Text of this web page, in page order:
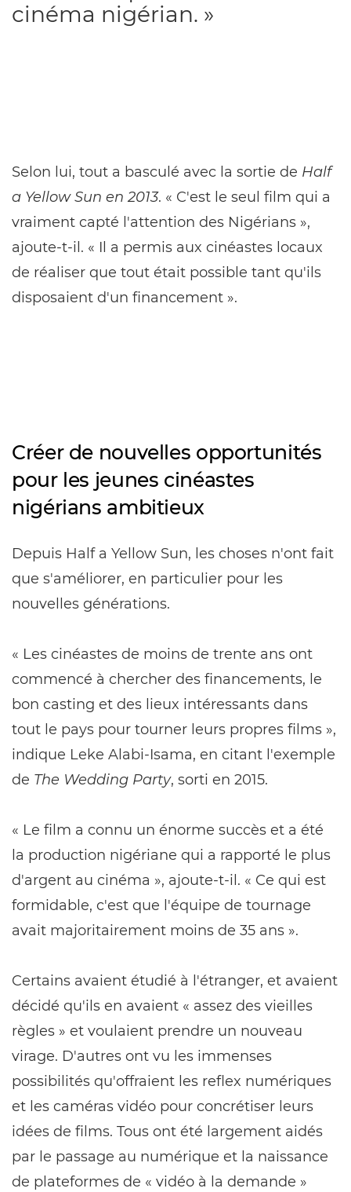
cinéma nigérian. »
Selon lui, tout a basculé avec la sortie de Half
a Yellow Sun en 2013. « C'est le seul film qui a
vraiment capté l'attention des Nigérians »,
ajoute-t-il. « Il a permis aux cinéastes locaux
de réaliser que tout était possible tant qu'ils
disposaient d'un financement ».
Créer de nouvelles opportunités
pour les jeunes cinéastes
nigérians ambitieux
Depuis Half a Yellow Sun, les choses n'ont fait
que s'améliorer, en particulier pour les
nouvelles générations.
« Les cinéastes de moins de trente ans ont
commencé à chercher des financements, le
bon casting et des lieux intéressants dans
tout le pays pour tourner leurs propres films »,
indique Leke Alabi-Isama, en citant l'exemple
de The Wedding Party, sorti en 2015.
« Le film a connu un énorme succès et a été
la production nigériane qui a rapporté le plus
d'argent au cinéma », ajoute-t-il. « Ce qui est
formidable, c'est que l'équipe de tournage
avait majoritairement moins de 35 ans ».
Certains avaient étudié à l'étranger, et avaient
décidé qu'ils en avaient « assez des vieilles
règles » et voulaient prendre un nouveau
virage. D'autres ont vu les immenses
possibilités qu'offraient les reflex numériques
et les caméras vidéo pour concrétiser leurs
idées de films. Tous ont été largement aidés
par le passage au numérique et la naissance
de plateformes de « vidéo à la demande »